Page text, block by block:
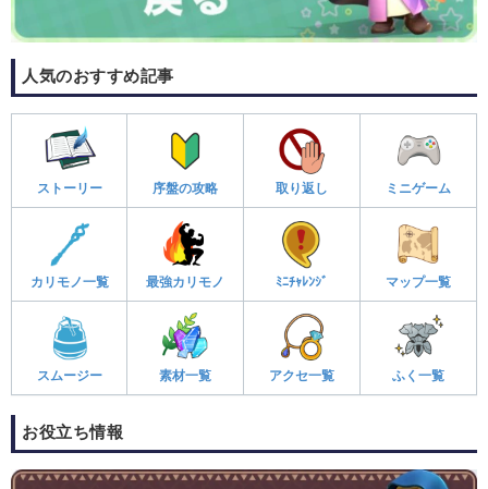
人気のおすすめ記事
ストーリー 序盤の攻略 取り返し ミニゲーム
カリモノ一覧 最強カリモノ ﾐﾆﾁｬﾚﾝｼﾞ マップ一覧
スムージー 素材一覧 アクセ一覧 ふく一覧
お役立ち情報